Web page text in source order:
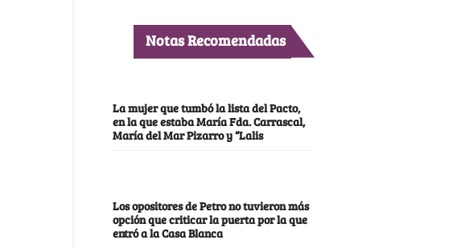
Notas Recomendadas
La mujer que tumbó la lista del Pacto,
en la que estaba María Fda. Carrascal,
María del Mar Pizarro y “Lalis
Los opositores de Petro no tuvieron más
opción que criticar la puerta por la que
entró a la Casa Blanca